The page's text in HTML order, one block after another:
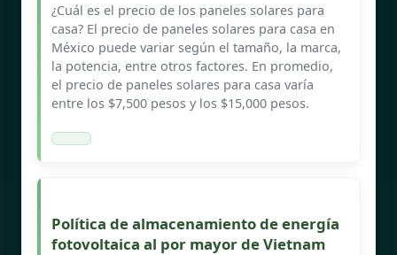
¿Cuál es el precio de los paneles solares para
casa? El precio de paneles solares para casa en
México puede variar según el tamaño, la marca,
la potencia, entre otros factores. En promedio,
el precio de paneles solares para casa varía
entre los $7,500 pesos y los $15,000 pesos.
Política de almacenamiento de energía
fotovoltaica al por mayor de Vietnam